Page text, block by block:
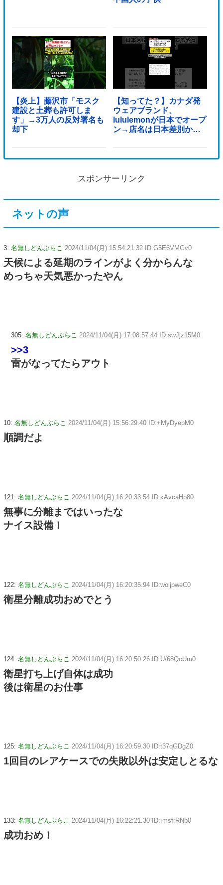
【炎上】藤沢市「モスク
建設と土葬も許可しま
す」→3万人の反対署名も
却下
【知ってた？】カナダ発
ウェアブランド、
lululemonが日本でオープ
ン→店名は日本差別から
スポンサーリンク
ネットの声
3: 名無しどんぶらこ 2024/11/04(月) 15:54:21.32 ID:G5E6VMGv0
天候による延期のラインがよく分からんな
めっちゃ天気悪かったやん
305: 名無しどんぶらこ 2024/11/04(月) 17:08:57.44 ID:swJjz15M0
>>3
雷がなってたらアウト
10: 名無しどんぶらこ 2024/11/04(月) 15:56:29.40 ID:+MyDyepM0
順調だよ
121: 名無しどんぶらこ 2024/11/04(月) 16:20:33.54 ID:kAvcaHp80
無事に分離まではいったな
ナイス設備！
122: 名無しどんぶらこ 2024/11/04(月) 16:20:35.94 ID:woijpweC0
衛星分離成功おめでとう
124: 名無しどんぶらこ 2024/11/04(月) 16:20:50.26 ID:U/68QcUm0
衛星打ち上げ自体は成功
後は衛星のお仕事
125: 名無しどんぶらこ 2024/11/04(月) 16:20:59.30 ID:t37qGDgZ0
1回目のレアケースでの失敗以外は安定しとるな
133: 名無しどんぶらこ 2024/11/04(月) 16:22:21.30 ID:rmsfrRNb0
成功おめ！